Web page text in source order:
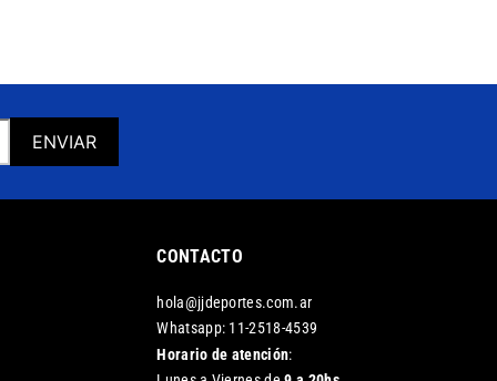
ENVIAR
CONTACTO
hola@jjdeportes.com.ar
Whatsapp: 11-2518-4539
Horario de atención: